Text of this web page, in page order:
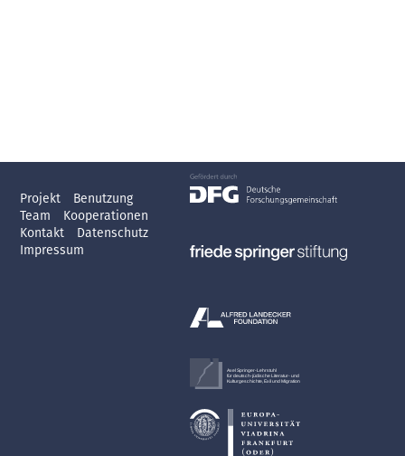
Projekt
Benutzung
Team
Kooperationen
Kontakt
Datenschutz
Impressum
Axel Springer-Lehrstuhl
für deutsch-jüdische Literatur- und
Kulturgeschichte, Exil und Migration